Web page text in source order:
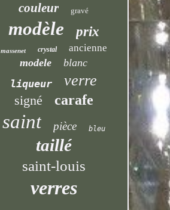
couleur gravé
modèle prix
massenet crystal ancienne
modele
blanc
liqueur
verre
signé carafe
saint pièce bleu
taillé
saint-louis
verres